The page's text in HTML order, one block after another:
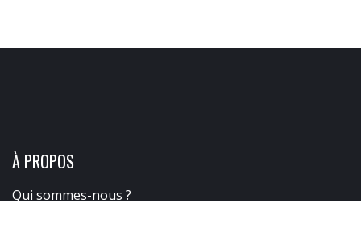
À PROPOS
Qui sommes-nous ?